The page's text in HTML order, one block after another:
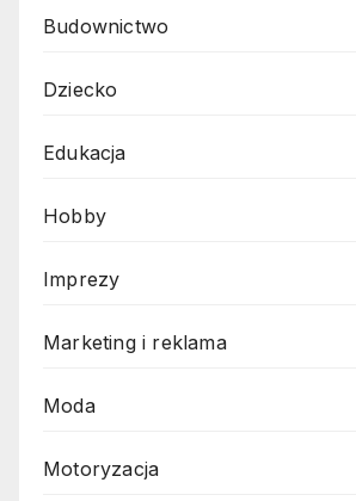
Budownictwo
Dziecko
Edukacja
Hobby
Imprezy
Marketing i reklama
Moda
Motoryzacja